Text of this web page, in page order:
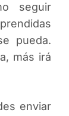
seguir
pueda.
más irá
enviar